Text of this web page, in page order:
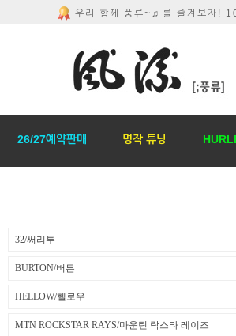
우리 함께 풍류~♬를 즐겨보자!
26/27예약판매 명작 튜닝
32/써리투
BURTON/버튼
HELLOW/헬로우
MTN ROCKSTAR RAYS/마운틴 락스타 레이즈